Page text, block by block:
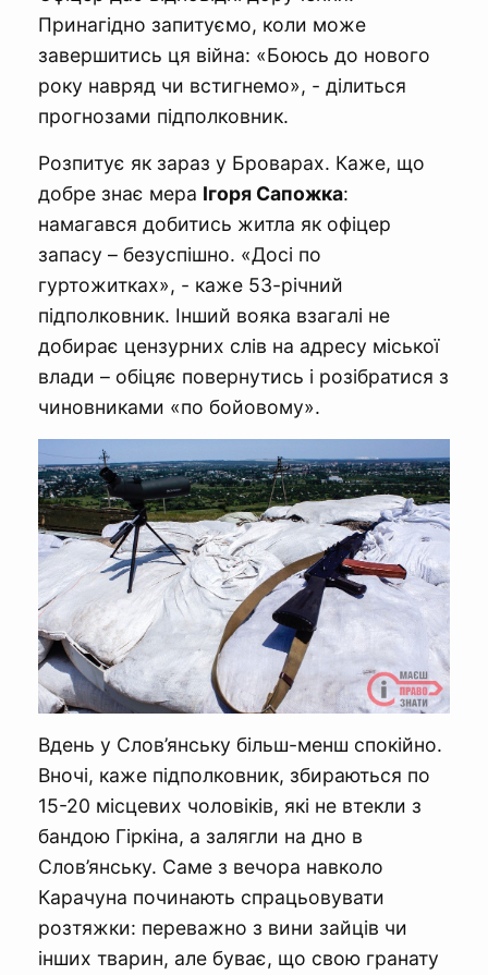
Принагідно запитуємо, коли може
завершитись ця війна: «Боюсь до нового
року навряд чи встигнемо», - ділиться
прогнозами підполковник.
Розпитує як зараз у Броварах. Каже, що
добре знає мера Ігоря Сапожка:
намагався добитись житла як офіцер
запасу – безуспішно. «Досі по
гуртожитках», - каже 53-річний
підполковник. Інший вояка взагалі не
добирає цензурних слів на адресу міської
влади – обіцяє повернутись і розібратися з
чиновниками «по бойовому».
Вдень у Слов’янську більш-менш спокійно.
Вночі, каже підполковник, збираються по
15-20 місцевих чоловіків, які не втекли з
бандою Гіркіна, а залягли на дно в
Слов’янську. Саме з вечора навколо
Карачуна починають спрацьовувати
розтяжки: переважно з вини зайців чи
інших тварин, але буває, що свою гранату